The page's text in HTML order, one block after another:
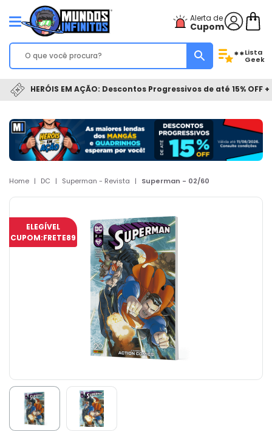
Alerta de
Cupom
**Lista
Geek
HERÓIS EM AÇÃO: Descontos Progressivos de até 15% OFF
Home | DC | Superman - Revista | Superman - 02/60
ELEGÍVEL
CUPOM:FRETE89